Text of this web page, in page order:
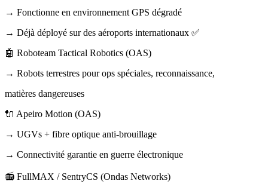
→ Fonctionne en environnement GPS dégradé
→ Déjà déployé sur des aéroports internationaux ✅
🤖 Roboteam Tactical Robotics (OAS)
→ Robots terrestres pour ops spéciales, reconnaissance,
matières dangereuses
🔌 Apeiro Motion (OAS)
→ UGVs + fibre optique anti-brouillage
→ Connectivité garantie en guerre électronique
📻 FullMAX / SentryCS (Ondas Networks)